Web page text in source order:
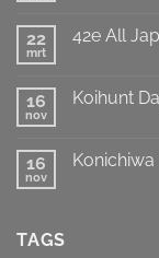
Titel
weten
MOST
European
22
mrt
42e All
42e
Koi
Show
16
nov
Koihunt
Koihunt
16
nov
Konichiwa
TAGS